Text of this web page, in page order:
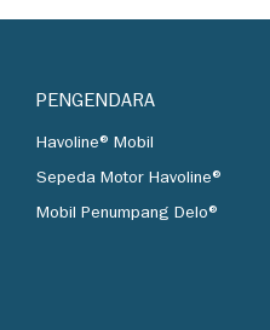
PENGENDARA
Havoline® Mobil
Sepeda Motor Havoline®
Mobil Penumpang Delo®